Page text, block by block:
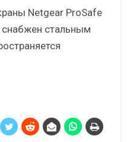
Netgear ProSafe
снабжен стальным